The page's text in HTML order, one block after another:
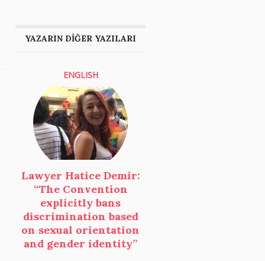
YAZARIN DİĞER YAZILARI
ENGLISH
Lawyer Hatice Demir:
“The Convention
explicitly bans
discrimination based
on sexual orientation
and gender identity”